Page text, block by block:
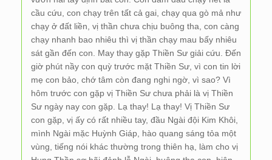
cầu cứu, con chạy trên tất cả gai, chạy qua gò mả như
chạy ở đất liền, vị thần chưa chịu buông tha, con càng
chạy nhanh bao nhiêu thì vị thần chạy mau bấy nhiêu
sát gần đến con. May thay gặp Thiền Sư giải cứu. Đến
giờ phút nầy con quỳ trước mặt Thiền Sư, vì con tin lời
mẹ con bảo, chớ tâm còn đang nghi ngờ, vì sao? Vì
hôm trước con gặp vị Thiền Sư chưa phải là vị Thiền
Sư ngày nay con gặp. Lạ thay! Lạ thay! Vị Thiền Sư
con gặp, vị ấy có rất nhiều tay, đầu Ngài đội Kim Khôi,
mình Ngài mặc Huỳnh Giáp, hào quang sáng tỏa một
vùng, tiếng nói khác thường trong thiên hạ, làm cho vị